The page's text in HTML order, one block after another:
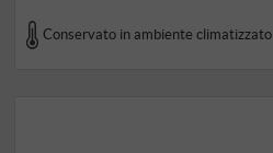
Conservato in ambiente climatizzato